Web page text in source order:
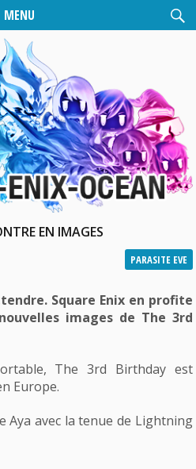
MENU
EN IMAGES
PARASITE EVE
Square Enix en profite
images de The 3rd
The 3rd Birthday est
Europe.
Aya avec la tenue de Lightning